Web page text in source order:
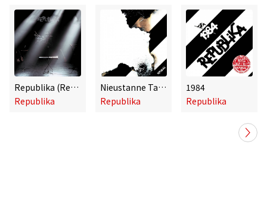
Republika (Reedycja 2011)
Republika
Nieustanne Tango
Republika
1984
Republika